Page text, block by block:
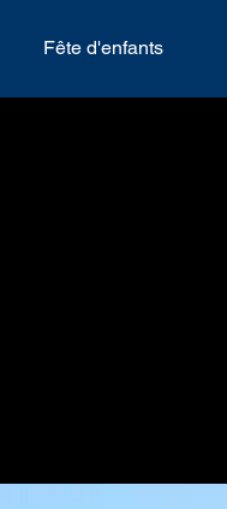
Fête d'enfants